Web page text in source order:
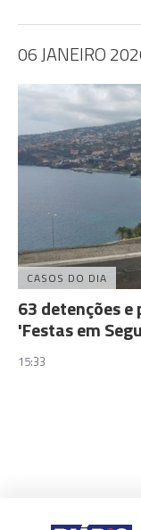
06 JANEIRO
CASOS DO DIA
63 detenções
'Festas em
15:33